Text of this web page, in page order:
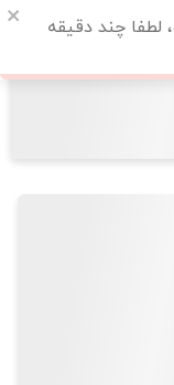
لطفا چند دقیقه